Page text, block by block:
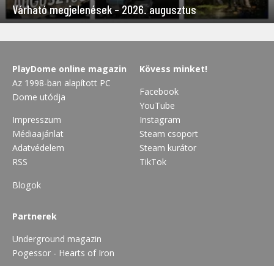
Várható megjelenések – 2026. augusztus
PlayDome online magazin
Az 1998-ban alapított PC
Dome utódja
Impresszum
Médiaajánlat
Adatvédelem
RSS
Blogok
Kövess minket!
Facebook
YouTube
Instagram
Steam csoport
Steam kurátor
TikTok
Partnerek
Underground magazin
Pogessor - Hearts of Iron